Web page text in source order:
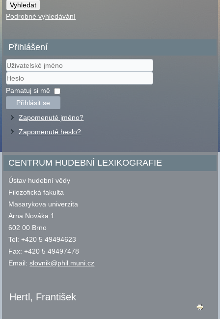
Podrobné vyhledávání
Přihlášení
Uživatelské
jméno
Heslo
Pamatuj si mě
Přihlásit se
Zapomenuté jméno?
Zapomenuté heslo?
CENTRUM HUDEBNÍ LEXIKOGRAFIE
Ústav hudební vědy
Filozofická fakulta
Masarykova univerzita
Arna Nováka 1
602 00 Brno
Tel: +420 5 49494623
Fax: +420 5 49497478
Email:slovnik@phil.muni.cz
Hertl, František